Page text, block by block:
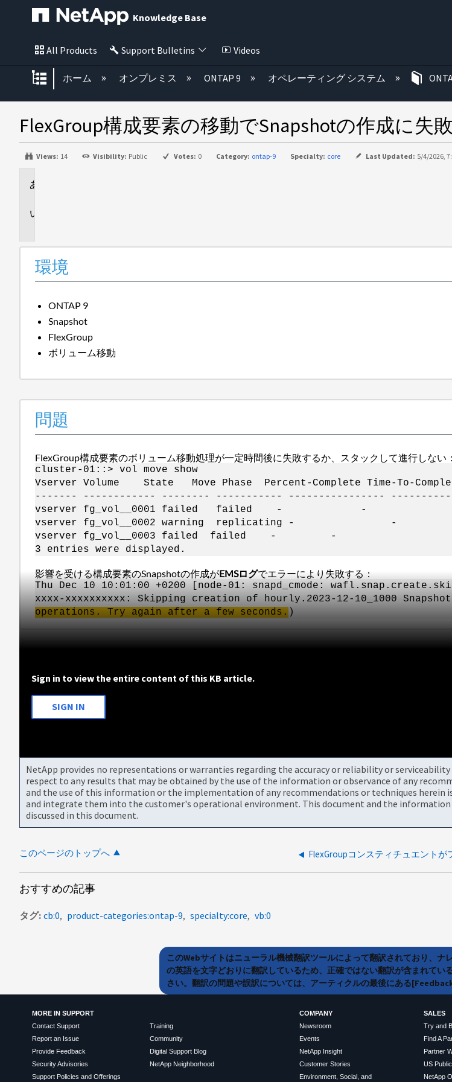
Knowledge Base
All Products Support Bulletins Videos
グローバル階層を展開/折りたたむ
ホーム オンプレミス ONTAP 9 オペレーティング システム
FlexGroup構成要素の移動でSnapshotの作成に失敗
Views: 14 Visibility: Public Votes: 0 Category: ontap-9 Specialty: core Last Updated: 5/4/2026,
環境
ONTAP 9
Snapshot
FlexGroup
ボリューム移動
問題
FlexGroup構成要素のボリューム移動処理が一定時間後に失敗するか、スタックして進行しない：
cluster-01::> vol move show
Vserver Volume State Move Phase Percent-Complete Time-To-
------- ------------ -------- ----------- ----------------
vserver fg_vol__0001 failed failed - -
vserver fg_vol__0002 warning replicating - -
vserver fg_vol__0003 failed failed - -
3 entries were displayed.
影響を受ける構成要素のSnapshotの作成がEMSログでエラーにより失敗する：
Thu Dec 10 10:01:00 +0200 [node-01: snapd_cmode:
xxxx-xxxxxxxxxx: Skipping creation of hourly.2023-12-10_1000
operations. Try again after a few seconds. )
Sign in to view the entire content of this KB article.
SIGN IN
NetApp provides no representations or warranties regarding the accuracy or reliability or
respect to any results that may be obtained by the use of the information or observance of any
and the use of this information or the implementation of any recommendations or techniques herein
and integrate them into the customer's operational environment. This document and the
discussed in this document.
このページのトップへ
おすすめの記事
タグ cb:0 product-categories:ontap-9 specialty:core vb:0
このWebサイトはニューラル機械翻訳ツールによって翻訳されており、
の英語を文字どおりに翻訳しているため、正確ではない翻訳が含まれて
さい。翻訳の問題や誤訳については、アーティクルの最後にある
MORE IN SUPPORT
Contact Support
Report an Issue
Provide Feedback
Security Advisories
Support Policies and Offerings
Training
Community
Digital Support Blog
NetApp Neighborhood
COMPANY
Newsroom
Events
NetApp Insight
Customer Stories
Environment, Social, and
SALES
Try and
Find A
Partner
US
NetApp